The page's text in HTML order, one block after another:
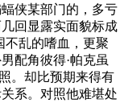
侠某部门的，多亏
回显露实面貌标成
不乱的嗜血，更聚
配角彼得·帕克虽
。却比预期来得有
系。对照他难堪处